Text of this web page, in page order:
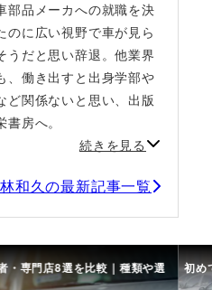
部品メーカへの就職を決
のに広い視野で車が見ら
うだと思い辞退。他業界
、働き出すと出身学部や
ど関係ないと思い、出版
房へ。
続きを見る
和久の最新記事一覧
・専門店8選を比較｜種類や選 初め